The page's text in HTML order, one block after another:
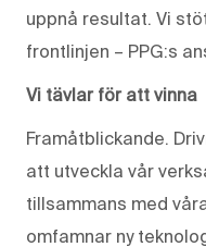
uppnå resultat. Vi
frontlinjen – PPG:s
Vi tävlar för att vinna
Framåtblickande.
att utveckla vår
tillsammans med
omfamnar ny